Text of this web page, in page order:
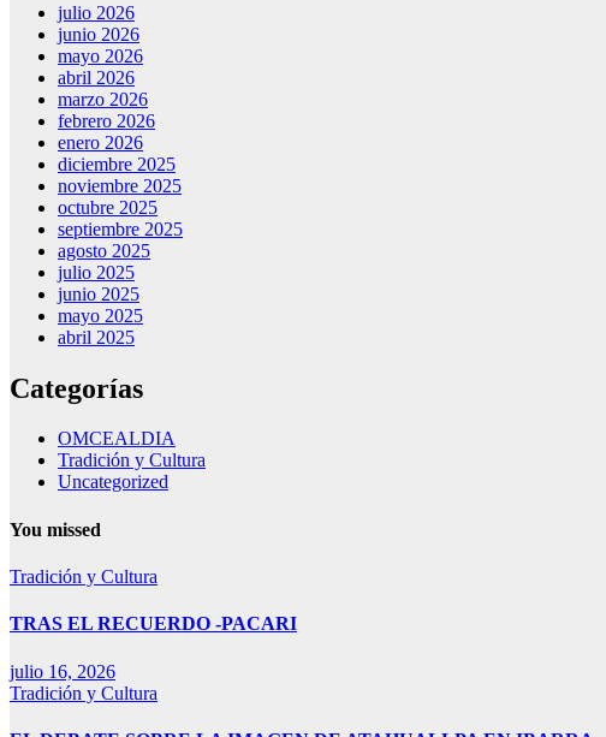
julio 2026
junio 2026
mayo 2026
abril 2026
marzo 2026
febrero 2026
enero 2026
diciembre 2025
noviembre 2025
octubre 2025
septiembre 2025
agosto 2025
julio 2025
junio 2025
mayo 2025
abril 2025
Categorías
OMCEALDIA
Tradición y Cultura
Uncategorized
You missed
Tradición y Cultura
TRAS EL RECUERDO -PACARI
julio 16, 2026
Tradición y Cultura